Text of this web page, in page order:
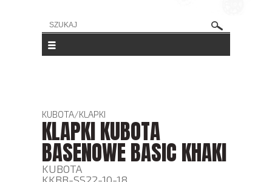
KUBOTA/KLAPKI
KLAPKI KUBOTA
BASENOWE BASIC KHAKI
KUBOTA